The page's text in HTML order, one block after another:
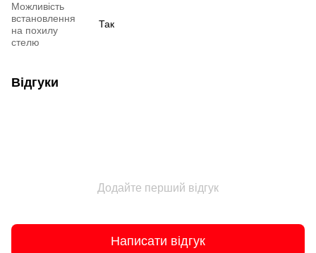
Можливість
встановлення
на похилу
стелю
Так
Відгуки
Додайте перший відгук
Написати відгук